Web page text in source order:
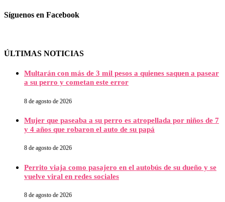
Síguenos en Facebook
ÚLTIMAS NOTICIAS
Multarán con más de 3 mil pesos a quienes saquen a pasear
a su perro y cometan este error
8 de agosto de 2026
Mujer que paseaba a su perro es atropellada por niños de 7
y 4 años que robaron el auto de su papá
8 de agosto de 2026
Perrito viaja como pasajero en el autobús de su dueño y se
vuelve viral en redes sociales
8 de agosto de 2026